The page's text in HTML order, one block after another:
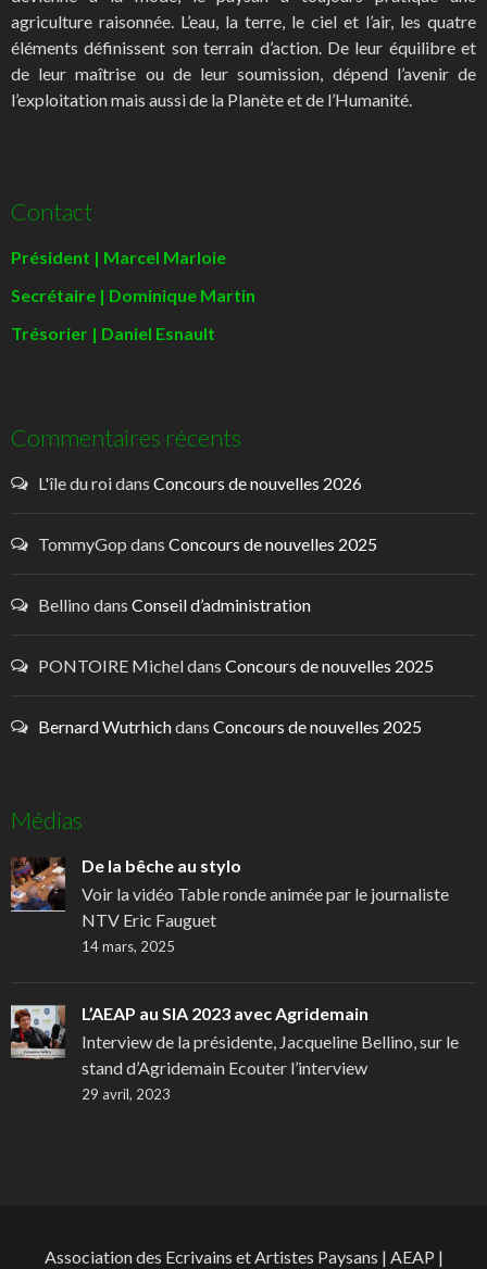
agriculture raisonnée. L’eau, la terre, le ciel et l’air, les quatre
éléments définissent son terrain d’action. De leur équilibre et
de leur maîtrise ou de leur soumission, dépend l’avenir de
l’exploitation mais aussi de la Planète et de l’Humanité.
Contact
Président | Marcel Marloie
Secrétaire | Dominique Martin
Trésorier | Daniel Esnault
Commentaires récents
L'île du roidans Concours de nouvelles 2026
TommyGop dans Concours de nouvelles 2025
Bellino dans Conseil d’administration
PONTOIRE Micheldans Concours de nouvelles 2025
Bernard Wutrhichdans Concours de nouvelles 2025
Médias
De la bêche au stylo
Voir la vidéo Table ronde animée par le journaliste
NTV Eric Fauguet
14 mars, 2025
L’AEAP au SIA 2023 avec Agridemain
Interview de la présidente, Jacqueline Bellino, sur le
stand d’Agridemain Ecouter l’interview
29 avril, 2023
Association des Ecrivains et Artistes Paysans | AEAP |